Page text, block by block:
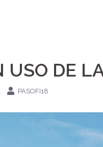
USO DE
PASOFI18